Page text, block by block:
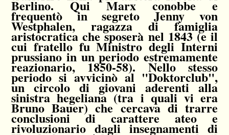
Berlino. Qui Marx conobbe e
frequentò in segreto Jenny von
Westphalen, ragazza di famiglia
aristocratica che sposerà nel 1843 (e il
cui fratello fu Ministro degli Interni
prussiano in un periodo estremamente
reazionario, 1850-58). Nello stesso
periodo si avvicinò al "Doktorclub",
un circolo di giovani aderenti alla
sinistra hegeliana (tra i quali vi era
Bruno Bauer) che cercava di trarre
conclusioni di carattere ateo e
rivoluzionario dagli insegnamenti di